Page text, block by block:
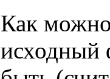
Как
исходный